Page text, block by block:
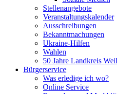
Stellenangebote
Veranstaltungskalender
Ausschreibungen
Bekanntmachungen
Ukraine-Hilfen
Wahlen
50 Jahre Landkreis
Bürgerservice
Was erledige ich wo?
Online Service